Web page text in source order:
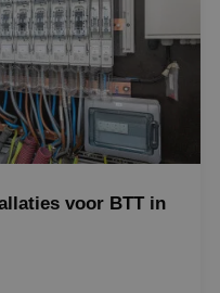
voor BTT in